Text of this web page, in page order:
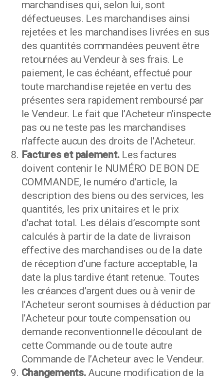
marchandises qui, selon lui, sont
défectueuses. Les marchandises ainsi
rejetées et les marchandises livrées en sus
des quantités commandées peuvent être
retournées au Vendeur à ses frais. Le
paiement, le cas échéant, effectué pour
toute marchandise rejetée en vertu des
présentes sera rapidement remboursé par
le Vendeur. Le fait que l’Acheteur n’inspecte
pas ou ne teste pas les marchandises
n’affecte aucun des droits de l’Acheteur.
Factures et paiement.Les factures
doivent contenir le NUMÉRO DE BON DE
COMMANDE, le numéro d’article, la
description des biens ou des services, les
quantités, les prix unitaires et le prix
d’achat total. Les délais d’escompte sont
calculés à partir de la date de livraison
effective des marchandises ou de la date
de réception d’une facture acceptable, la
date la plus tardive étant retenue. Toutes
les créances d’argent dues ou à venir de
l’Acheteur seront soumises à déduction par
l’Acheteur pour toute compensation ou
demande reconventionnelle découlant de
cette Commande ou de toute autre
Commande de l’Acheteur avec le Vendeur.
Changements.Aucune modification de la